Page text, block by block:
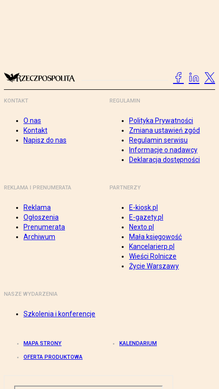
KONTAKT
O nas
Kontakt
Napisz do nas
REGULAMIN
Polityka Prywatności
Zmiana ustawień zgód
Regulamin serwisu
Informacje o nadawcy
Deklaracja dostępności
REKLAMA I PRENUMERATA
Reklama
Ogłoszenia
Prenumerata
Archiwum
PARTNERZY
E-kiosk.pl
E-gazety.pl
Nexto.pl
Mała księgowość
Kancelarierp.pl
Wieści Rolnicze
Życie Warszawy
NASZE WYDARZENIA
Szkolenia i konferencje
MAPA STRONY KALENDARIUM
OFERTA PRODUKTOWA